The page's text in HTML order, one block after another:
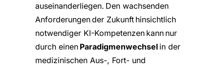
auseinanderliegen. Den wachsenden
Anforderungen der Zukunft hinsichtlich
notwendiger KI-Kompetenzen kann nur
durch einen Paradigmenwechsel in der
medizinischen Aus-, Fort- und